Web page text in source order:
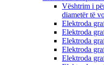
Vështrim i
diametër të
Elektroda
Elektroda
Elektroda
Elektroda
Elektroda